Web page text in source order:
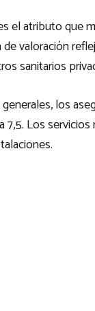
el atributo que
valoración
sanitarios
los
Los